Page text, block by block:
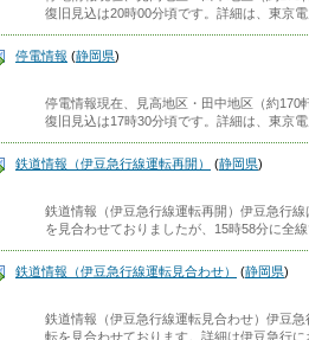
復旧見込は20時00分頃です。詳細は、東京
停電情報 (静岡県)
停電情報現在、見高地区・田中地区（約170
復旧見込は17時30分頃です。詳細は、東京
鉄道情報（伊豆急行線運転再開） (静岡県)
鉄道情報（伊豆急行線運転再開）伊豆急行
を見合わせておりましたが、15時58分に全
鉄道情報（伊豆急行線運転見合わせ） (静岡県)
鉄道情報（伊豆急行線運転見合わせ）伊豆
転を見合わせております。詳細は伊豆急行